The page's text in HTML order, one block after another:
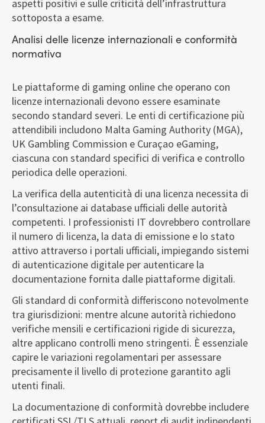
aspetti positivi e sulle criticità dell’infrastruttura
sottoposta a esame.
Analisi delle licenze internazionali e conformità
normativa
Le piattaforme di gaming online che operano con
licenze internazionali devono essere esaminate
secondo standard severi. Le enti di certificazione più
attendibili includono Malta Gaming Authority (MGA),
UK Gambling Commission e Curaçao eGaming,
ciascuna con standard specifici di verifica e controllo
periodica delle operazioni.
La verifica della autenticità di una licenza necessita di
l’consultazione ai database ufficiali delle autorità
competenti. I professionisti IT dovrebbero controllare
il numero di licenza, la data di emissione e lo stato
attivo attraverso i portali ufficiali, impiegando sistemi
di autenticazione digitale per autenticare la
documentazione fornita dalle piattaforme digitali.
Gli standard di conformità differiscono notevolmente
tra giurisdizioni: mentre alcune autorità richiedono
verifiche mensili e certificazioni rigide di sicurezza,
altre applicano controlli meno stringenti. È essenziale
capire le variazioni regolamentari per assessare
precisamente il livello di protezione garantito agli
utenti finali.
La documentazione di conformità dovrebbe includere